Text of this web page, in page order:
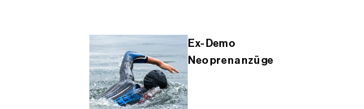
Ex-Demo
Neoprenanzüge